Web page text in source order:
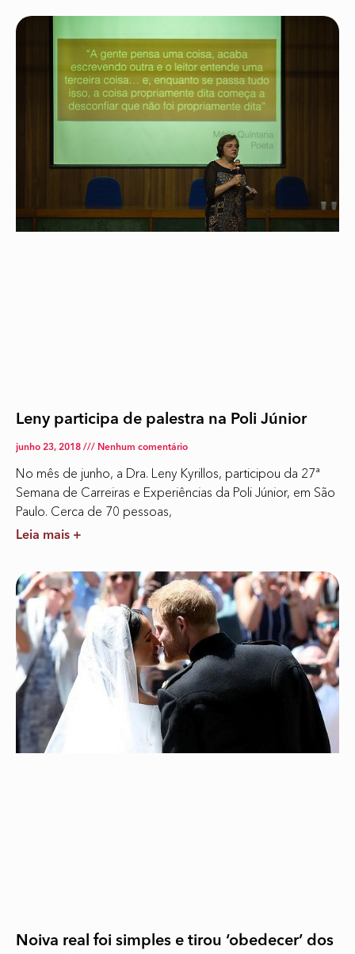
Leny participa de palestra na Poli Júnior
junho 23, 2018 Nenhum comentário
No mês de junho, a Dra. Leny Kyrillos, participou da 27ª
Semana de Carreiras e Experiências da Poli Júnior, em São
Paulo. Cerca de 70 pessoas,
Leia mais +
Noiva real foi simples e tirou ‘obedecer’ dos